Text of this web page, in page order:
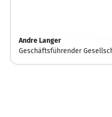
Andre Langer
Geschäftsführender